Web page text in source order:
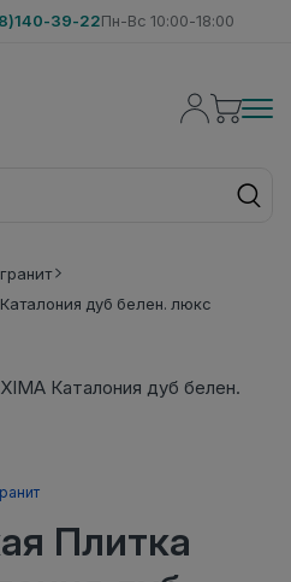
39-22Пн-Вс 10:00-18:00
дуб белен. люкс
Плитка